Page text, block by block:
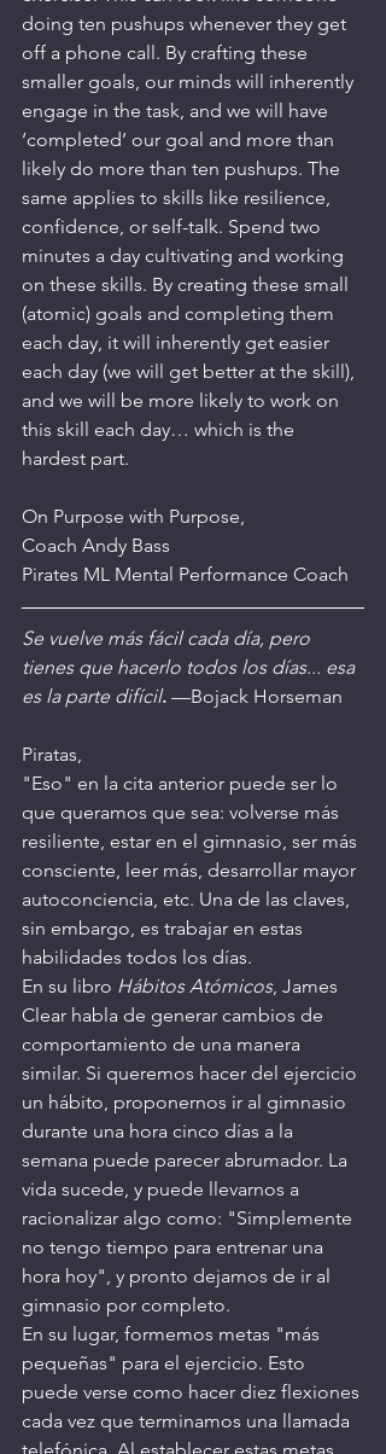
doing ten pushups whenever they get
off a phone call. By crafting these
smaller goals, our minds will inherently
engage in the task, and we will have
‘completed’ our goal and more than
likely do more than ten pushups. The
same applies to skills like resilience,
confidence, or self-talk. Spend two
minutes a day cultivating and working
on these skills. By creating these small
(atomic) goals and completing them
each day, it will inherently get easier
each day (we will get better at the skill),
and we will be more likely to work on
this skill each day… which is the
hardest part.
On Purpose with Purpose,
Coach Andy Bass
Pirates ML Mental Performance Coach
Se vuelve más fácil cada día, pero
tienes que hacerlo todos los días... esa
es la parte difícil. —Bojack Horseman
Piratas,
"Eso" en la cita anterior puede ser lo
que queramos que sea: volverse más
resiliente, estar en el gimnasio, ser más
consciente, leer más, desarrollar mayor
autoconciencia, etc. Una de las claves,
sin embargo, es trabajar en estas
habilidades todos los días.
En su libro Hábitos Atómicos, James
Clear habla de generar cambios de
comportamiento de una manera
similar. Si queremos hacer del ejercicio
un hábito, proponernos ir al gimnasio
durante una hora cinco días a la
semana puede parecer abrumador. La
vida sucede, y puede llevarnos a
racionalizar algo como: "Simplemente
no tengo tiempo para entrenar una
hora hoy", y pronto dejamos de ir al
gimnasio por completo.
En su lugar, formemos metas "más
pequeñas" para el ejercicio. Esto
puede verse como hacer diez flexiones
cada vez que terminamos una llamada